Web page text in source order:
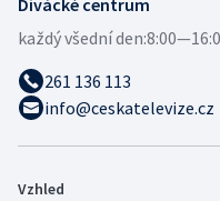
Divácké centrum
každý všední den:
261 136 113
info@ceskatelevize.cz
Vzhled